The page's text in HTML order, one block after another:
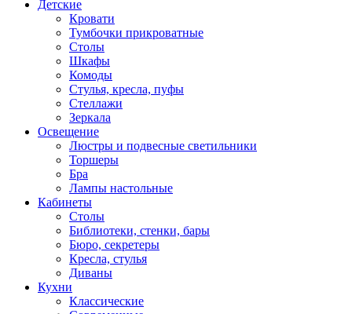
Детские
Кровати
Тумбочки прикроватные
Столы
Шкафы
Комоды
Стулья, кресла, пуфы
Стеллажи
Зеркала
Освещение
Люстры и подвесные светильники
Торшеры
Бра
Лампы настольные
Кабинеты
Столы
Библиотеки, стенки, бары
Бюро, секретеры
Кресла, стулья
Диваны
Кухни
Классические